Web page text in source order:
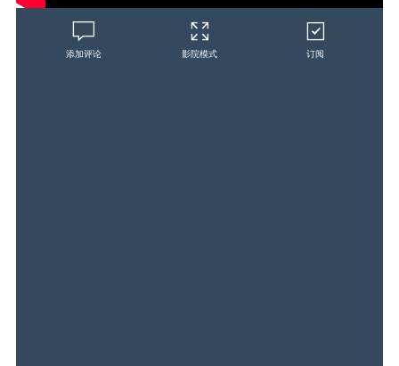
添加评论 影院模式 订阅